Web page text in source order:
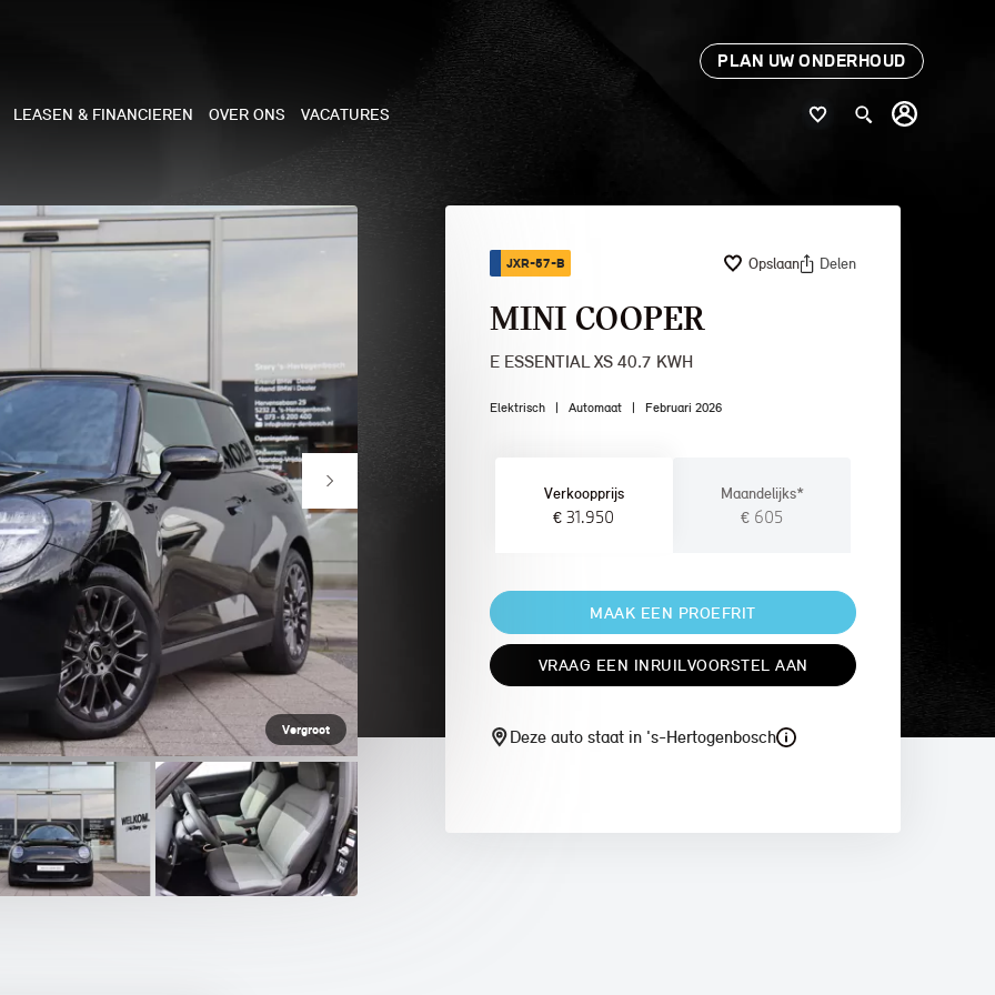
PLAN UW ONDERHOUD
5-DEURS
COOPER WORKS
SMITH EDITION
LEASEN & FINANCIEREN OVER ONS VACATURES
Vergroot
JXR-57-B Opslaan Delen
MINI COOPER
E ESSENTIAL XS 40.7 KWH
Elektrisch | Automaat | Februari 2026
Verkoopprijs
€ 31.950
Maandelijks*
€ 605
MAAK EEN PROEFRIT
VRAAG EEN INRUILVOORSTEL AAN
Deze auto staat in 's-Hertogenbosch